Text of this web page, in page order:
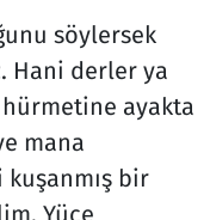
söylersek
Hani derler ya
ayakta
mana
bir
Yüce